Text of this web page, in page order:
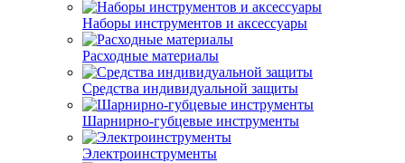
Наборы инструментов и аксессуары
Расходные материалы
Средства индивидуальной защиты
Шарнирно-губцевые инструменты
Электроинструменты